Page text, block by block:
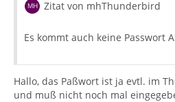
Zitat von mhThunderbird
Es kommt auch keine Passwort
Hallo, das Paßwort ist ja evtl. im
und muß nicht noch mal